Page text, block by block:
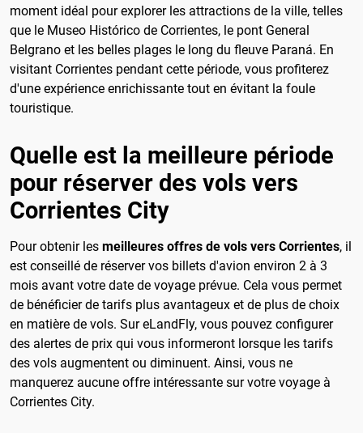
moment idéal pour explorer les attractions de la ville, telles
que le Museo Histórico de Corrientes, le pont General
Belgrano et les belles plages le long du fleuve Paraná. En
visitant Corrientes pendant cette période, vous profiterez
d'une expérience enrichissante tout en évitant la foule
touristique.
Quelle est la meilleure période
pour réserver des vols vers
Corrientes City
Pour obtenir les meilleures offres de vols vers Corrientes, il
est conseillé de réserver vos billets d'avion environ 2 à 3
mois avant votre date de voyage prévue. Cela vous permet
de bénéficier de tarifs plus avantageux et de plus de choix
en matière de vols. Sur eLandFly, vous pouvez configurer
des alertes de prix qui vous informeront lorsque les tarifs
des vols augmentent ou diminuent. Ainsi, vous ne
manquerez aucune offre intéressante sur votre voyage à
Corrientes City.